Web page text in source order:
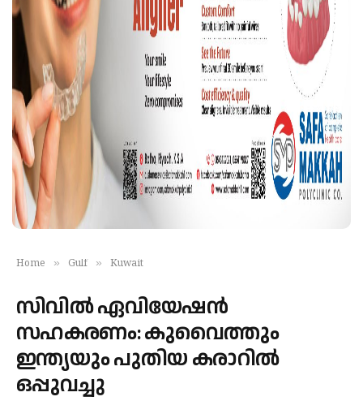
Home » Gulf » Kuwait
സിവിൽ ഏവിയേഷൻ
സഹകരണം: കുവൈത്തും
ഇന്ത്യയും പുതിയ കരാറിൽ
ഒപ്പുവച്ചു